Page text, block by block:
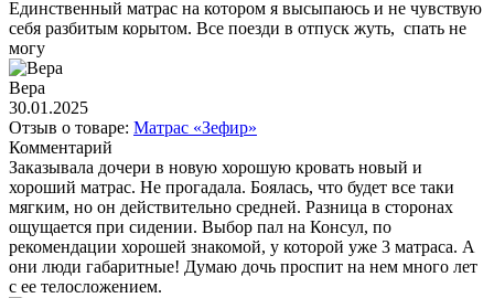
Единственный матрас на котором я высыпаюсь и не чувствую
себя разбитым корытом. Все поезди в отпуск жуть, спать не
могу
Вера
30.01.2025
Отзыв о товаре: Матрас «Зефир»
Комментарий
Заказывала дочери в новую хорошую кровать новый и
хороший матрас. Не прогадала. Боялась, что будет все таки
мягким, но он действительно средней. Разница в сторонах
ощущается при сидении. Выбор пал на Консул, по
рекомендации хорошей знакомой, у которой уже 3 матраса. А
они люди габаритные! Думаю дочь проспит на нем много лет
с ее телосложением.